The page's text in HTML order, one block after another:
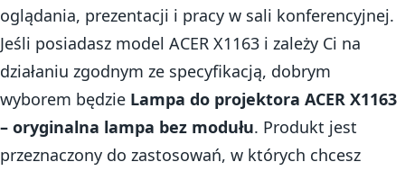
oglądania, prezentacji i pracy w sali konferencyjnej.
Jeśli posiadasz model ACER X1163 i zależy Ci na
działaniu zgodnym ze specyfikacją, dobrym
wyborem będzie Lampa do projektora ACER X1163
– oryginalna lampa bez modułu. Produkt jest
przeznaczony do zastosowań, w których chcesz